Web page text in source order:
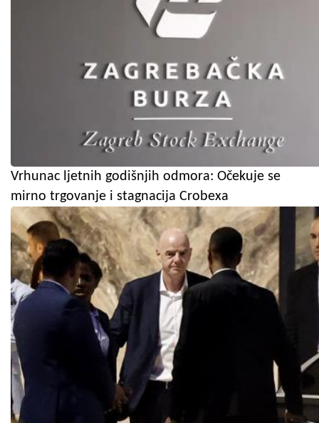
Vrhunac ljetnih godišnjih odmora: Očekuje se
mirno trgovanje i stagnacija Crobexa